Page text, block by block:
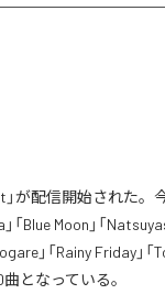
」が配信開始された
「Blue Moon」「
」「Rainy Friday」「
曲となっている。